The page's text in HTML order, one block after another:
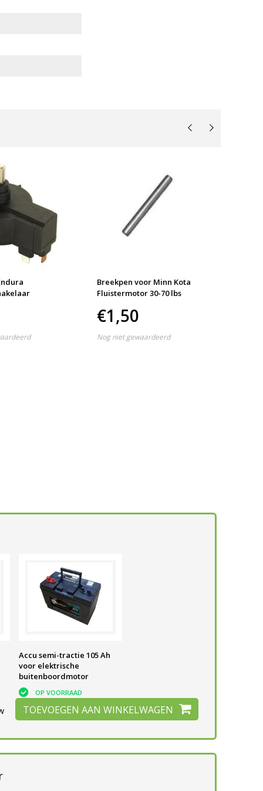
Breekpen voor Minn Kota
Fluistermotor 30-70 lbs
€1,50
Nog niet gewaardeerd
Accu semi-tractie 105 Ah
voor elektrische
buitenboordmotor
OP VOORRAAD
TOEVOEGEN AAN WINKELWAGEN